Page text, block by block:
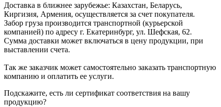
Доставка в ближнее зарубежье: Казахстан, Беларусь,
Киргизия, Армения, осуществляется за счет покупателя.
Забор груза производится транспортной (курьерской
компанией) по адресу г. Екатеринбург, ул. Шефская, 62.
Сумма доставки может включаться в цену продукции, при
выставлении счета.
Так же заказчик может самостоятельно заказать транспортную
компанию и оплатить ее услуги.
Подскажите, есть ли сертификат соответствия на вашу
продукцию?